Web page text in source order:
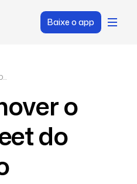
Baixe o app
COMO REMOVER O GOOGLE MEET DO CALENDÁRIO
o
do